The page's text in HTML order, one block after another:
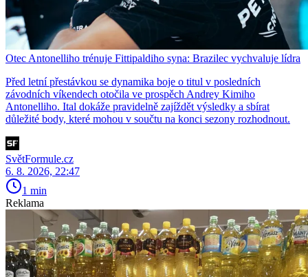
Otec Antonelliho trénuje Fittipaldiho syna: Brazilec vychvaluje lídra
Před letní přestávkou se dynamika boje o titul v posledních
závodních víkendech otočila ve prospěch Andrey Kimiho
Antonelliho. Ital dokáže pravidelně zajíždět výsledky a sbírat
důležité body, které mohou v součtu na konci sezony rozhodnout.
SvětFormule.cz
6. 8. 2026, 22:47
1 min
Reklama